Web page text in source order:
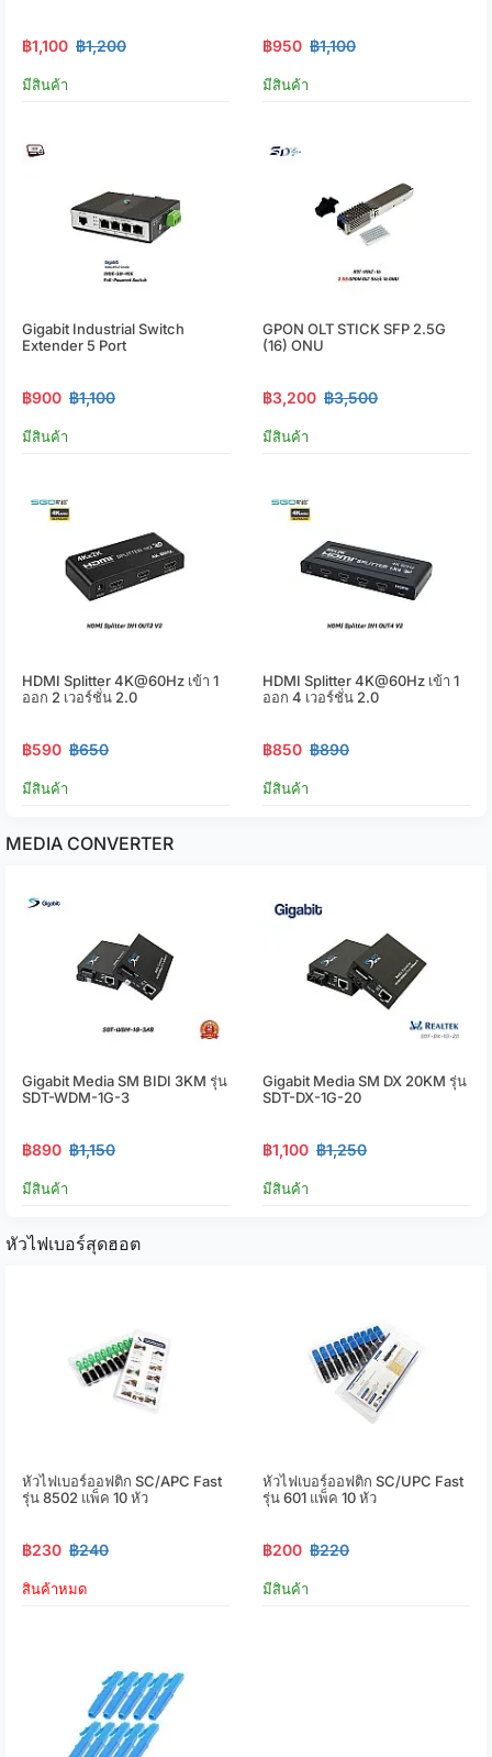
฿1,100 ฿1,200
มีสินค้า
฿950 ฿1,100
มีสินค้า
Gigabit Industrial Switch
Extender 5 Port
฿900 ฿1,100
มีสินค้า
GPON OLT STICK SFP 2.5G
(16) ONU
฿3,200 ฿3,500
มีสินค้า
HDMI Splitter 4K@60Hz เข้า 1
ออก 2 เวอร์ชั่น 2.0
฿590 ฿650
มีสินค้า
HDMI Splitter 4K@60Hz เข้า 1
ออก 4 เวอร์ชั่น 2.0
฿850 ฿890
มีสินค้า
MEDIA CONVERTER
Gigabit Media SM BIDI 3KM รุ่น
SDT-WDM-1G-3
฿890 ฿1,150
มีสินค้า
Gigabit Media SM DX 20KM รุ่น
SDT-DX-1G-20
฿1,100 ฿1,250
มีสินค้า
หัวไฟเบอร์สุดฮอต
หัวไฟเบอร์ออฟติก SC/APC Fast
รุ่น 8502 แพ็ค 10 หัว
฿230 ฿240
สินค้าหมด
หัวไฟเบอร์ออฟติก SC/UPC Fast
รุ่น 601 แพ็ค 10 หัว
฿200 ฿220
มีสินค้า